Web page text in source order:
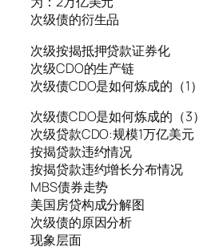
次级债的衍生品
次级按揭抵押贷款证券化
次级CDO的生产链
次级债CDO是如何炼成的（1）
次级债CDO是如何炼成的（3）
次级贷款CDO:规模1万亿美元
按揭贷款违约情况
按揭贷款违约增长分布情况
MBS债券走势
美国房贷构成分解图
次级债的原因分析
现象层面